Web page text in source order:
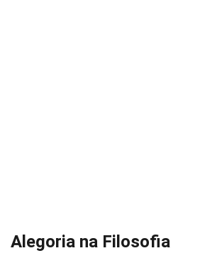
Alegoria na Filosofia